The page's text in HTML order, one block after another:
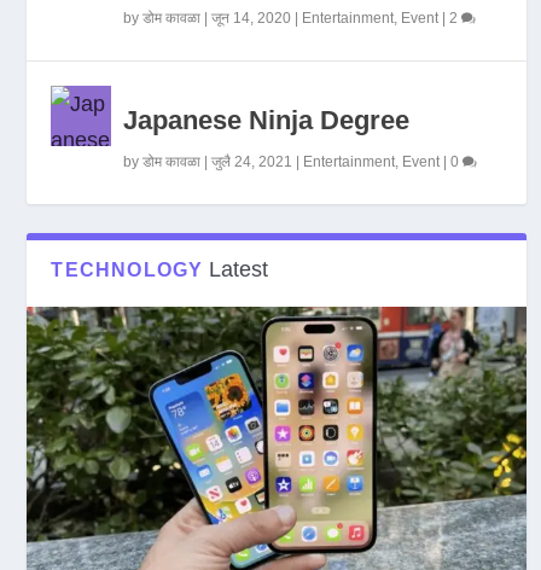
byडोम कावळा |जून 14, 2020 Entertainment, Event|2
Japanese Ninja Degree
byडोम कावळा |जुलै 24, 2021 Entertainment, Event|0
TECHNOLOGY Latest